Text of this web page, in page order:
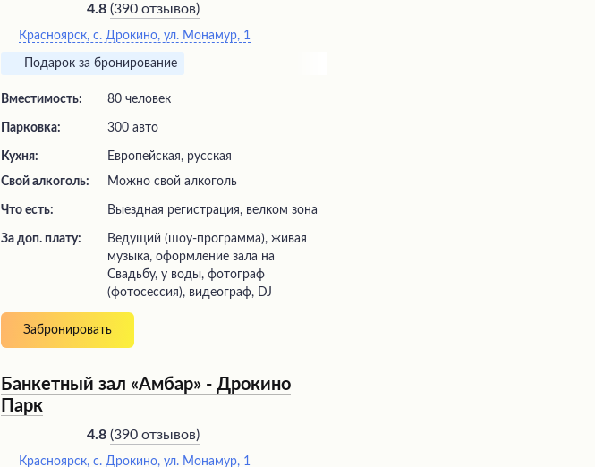
4.8 (390 отзывов)
Красноярск, с. Дрокино, ул. Монамур, 1
Подарок за бронирование
Вместимость: 80 человек
Парковка: 300 авто
Кухня:
Европейская, русская
Свой алкоголь:
Можно свой алкоголь
Что есть: выездная регистрация, велком зона
За доп. плату:
ведущий (шоу-программа), живая
музыка, оформление зала на
Свадьбу, у воды, фотограф
(фотосессия), видеограф, DJ
Забронировать
Банкетный зал «Амбар» - Дрокино
Парк
4.8 (390 отзывов)
Красноярск, с. Дрокино, ул. Монамур, 1